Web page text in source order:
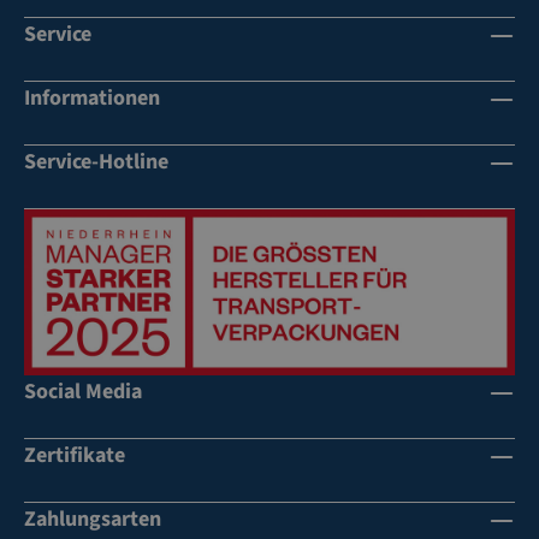
Service
Informationen
Service-Hotline
Social Media
Zertifikate
Zahlungsarten